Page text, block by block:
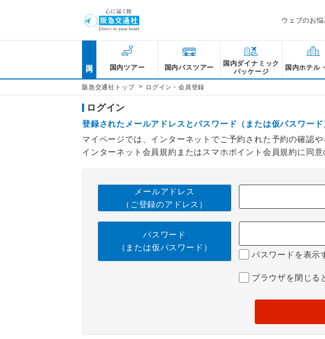
ウェブのお
国内ツアー 国内バスツアー
国内ダイナミック
パッケージ
国内ホテル
阪急交通社トップ > ログイン・会員登録
ログイン
登録されたメールアドレスとパスワード（または仮パスワー
マイページでは、インターネットでご予約された予約の確認
インターネット会員規約またはスマホポイント会員規約に同意
メールアドレス
（ご登録のアドレス）
パスワード
（または仮パスワード）
パスワードを表示
ブラウザを閉じる